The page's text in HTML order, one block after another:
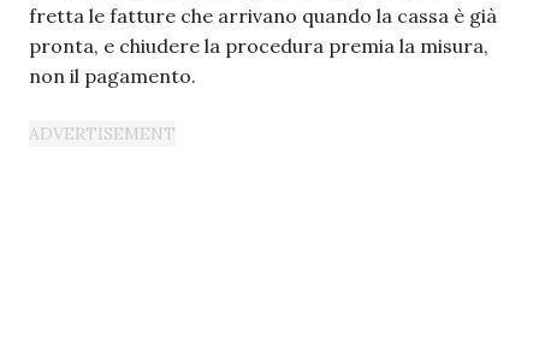
fretta le fatture che arrivano quando la cassa è già
pronta, e chiudere la procedura premia la misura,
non il pagamento.